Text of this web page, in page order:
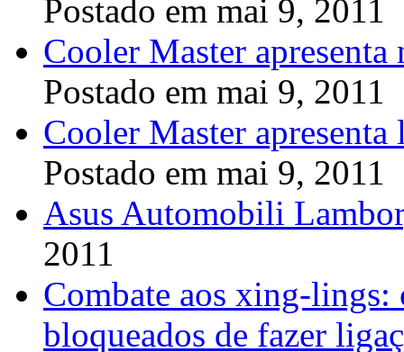
Postado em mai 9, 2011
Cooler Master apresenta
Postado em mai 9, 2011
Cooler Master
Postado em mai 9, 2011
Asus Automobili
2011
Combate aos xing-lings:
bloqueados de fazer